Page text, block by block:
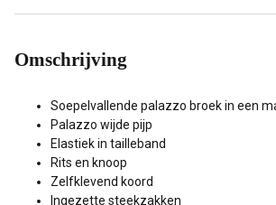
Omschrijving
Soepelvallende palazzo broek in een
Palazzo wijde pijp
Elastiek in tailleband
Rits en knoop
Zelfklevend koord
Ingezette steekzakken